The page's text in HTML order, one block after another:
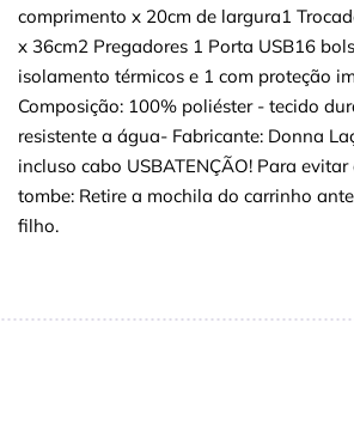
comprimento x 20cm de largura1
x 36cm2 Pregadores 1 Porta USB16
isolamento térmicos e 1 com proteção
Composição: 100% poliéster - tecido
resistente a água- Fabricante: Donna
incluso cabo USBATENÇÃO! Para
tombe: Retire a mochila do carrinho
filho.